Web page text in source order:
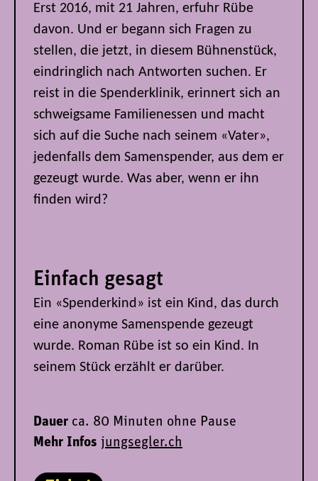
Erst 2016, mit 21 Jahren, erfuhr Rübe
davon. Und er begann sich Fragen zu
stellen, die jetzt, in diesem Bühnenstück,
eindringlich nach Antworten suchen. Er
reist in die Spenderklinik, erinnert sich an
schweigsame Familienessen und macht
sich auf die Suche nach seinem «Vater»,
jedenfalls dem Samenspender, aus dem er
gezeugt wurde. Was aber, wenn er ihn
finden wird?
Einfach gesagt
Ein «Spenderkind» ist ein Kind, das durch
eine anonyme Samenspende gezeugt
wurde. Roman Rübe ist so ein Kind. In
seinem Stück erzählt er darüber.
Dauer ca. 80 Minuten ohne Pause
Mehr Infos jungsegler.ch